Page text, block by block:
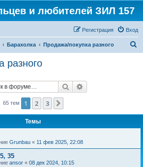
и любителей ЗИЛ 157
Вход
Регистрация
Барахолка Продажа/покупка разного
разного
Поиск
65 тем 1 2 3
Темы
Grunbau « 11 фев 2025, 22:08
35
ansor « 08 дек 2024, 10:15